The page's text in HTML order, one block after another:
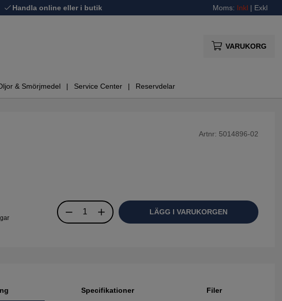
Handla online eller i butik Moms: Inkl | Exkl
VARUKORG
& Smörjmedel Service Center Reservdelar
Artnr: 5014896-02
LÄGG I VARUKORGEN
Specifikationer Filer